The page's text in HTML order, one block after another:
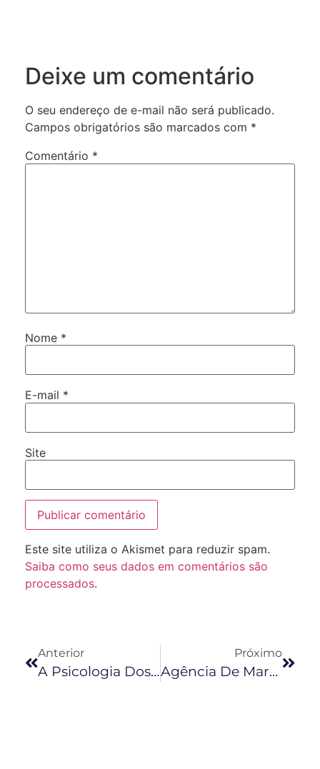
Deixe um comentário
O seu endereço de e-mail não será publicado.
Campos obrigatórios são marcados com *
Comentário *
Nome *
E-mail *
Site
Este site utiliza o Akismet para reduzir spam.
Saiba como seus dados em comentários são
processados.
Anterior
A Psicologia Dos Preços
Próximo
Agência De Marketing Digital: O Que É E Para Que Serve?